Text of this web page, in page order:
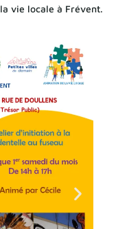
vie locale à Frévent.